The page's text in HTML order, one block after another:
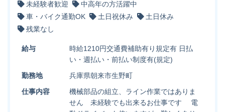
未経験者歓迎
中高年の方活躍中
車・バイク通勤OK
土日祝休み
土日休み
残業なし
給与
時給1210円交通費補助有り規定有 日払
い・週払い・前払い制度有(規定)
勤務地
兵庫県朝来市生野町
仕事内容
機械部品の組立、ライン作業ではありま
せん 未経験でも出来るお仕事です 電